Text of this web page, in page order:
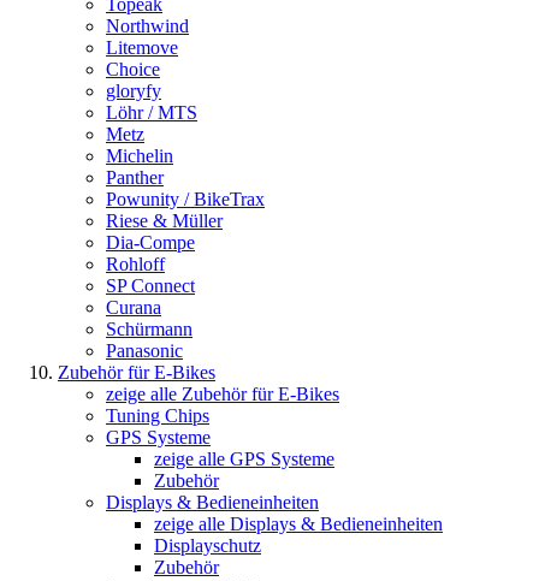
Topeak
Northwind
Litemove
Choice
gloryfy
Löhr / MTS
Metz
Michelin
Panther
Powunity / BikeTrax
Riese & Müller
Dia-Compe
Rohloff
SP Connect
Curana
Schürmann
Panasonic
Zubehör für E-Bikes
zeige alle Zubehör für E-Bikes
Tuning Chips
GPS Systeme
zeige alle GPS Systeme
Zubehör
Displays & Bedieneinheiten
zeige alle Displays & Bedieneinheiten
Displayschutz
Zubehör